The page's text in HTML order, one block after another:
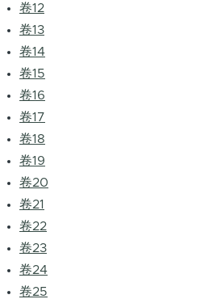
卷12
卷13
卷14
卷15
卷16
卷17
卷18
卷19
卷20
卷21
卷22
卷23
卷24
卷25